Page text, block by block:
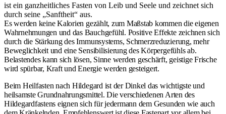
ist ein ganzheitliches Fasten von Leib und Seele und zeichnet sich
durch seine „Sanftheit“ aus.
Es werden keine Kalorien gezählt, zum Maßstab kommen die eigenen
Wahrnehmungen und das Bauchgefühl. Positive Effekte zeichnen sich
durch die Stärkung des Immunsystems, Schmerzreduzierung, mehr
Beweglichkeit und eine Sensibilisierung des Körpergefühls ab.
Belastendes kann sich lösen, Sinne werden geschärft, geistige Frische
wird spürbar, Kraft und Energie werden gesteigert.
Beim Heilfasten nach Hildegard ist der Dinkel das wichtigste und
heilsamste Grundnahrungsmittel. Die verschiedenen Arten des
Hildegardfastens eignen sich für jedermann dem Gesunden wie auch